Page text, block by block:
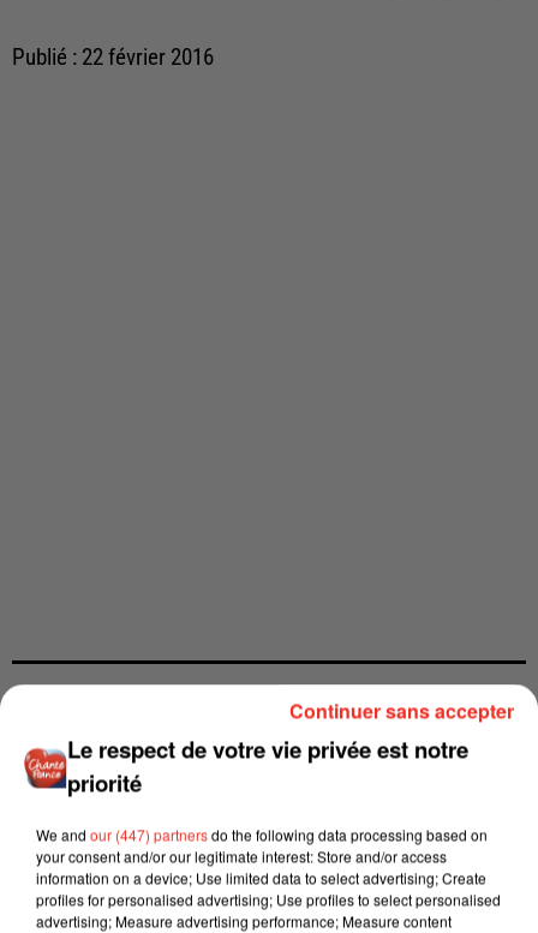
Publié : 22 février 2016
Le respect de votre vie privée est notre
priorité
We and our (447) partnersdo the following data processing based on
your consent and/or our legitimate interest: Store and/or access
information on a device; Use limited data to select advertising; Create
profiles for personalised advertising; Use profiles to select personalised
advertising; Measure advertising performance; Measure content
Continuer sans accepter